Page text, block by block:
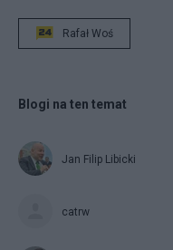
Rafał Woś
Blogi na ten temat
Jan Filip Libicki
catrw